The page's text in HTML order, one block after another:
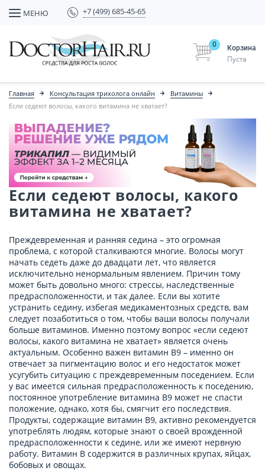
МЕНЮ +7 (499) 685-45-65
Корзина
0
Пуста
Главная Консультация трихолога онлайн
Витамины
Если седеют волосы, какого витамина не хватает?
Если седеют волосы, какого
витамина не хватает?
Преждевременная и ранняя седина – это огромная
проблема, с которой сталкиваются многие. Волосы могут
начать седеть даже до двадцати лет, что является
исключительно ненормальным явлением. Причин тому
может быть довольно много: стрессы, наследственные
предрасположенности, и так далее. Если вы хотите
устранить седину, избегая медикаментозных средств, вам
следует позаботиться о том, чтобы ваши волосы получали
больше витаминов. Именно поэтому вопрос «если седеют
волосы, какого витамина не хватает» является очень
актуальным. Особенно важен витамин В9 – именно он
отвечает за пигментацию волос и его недостаток может
усугубить ситуацию с преждевременным поседением. Если
у вас имеется сильная предрасположенность к поседению,
постоянное употребление витамина В9 может не спасти
положение, однако, хотя бы, смягчит его последствия.
Продукты, содержащие витамин В9, активно рекомендуется
употреблять людям, которые знают о своей врожденной
предрасположенности к седине, или же имеют нервную
работу. Витамин В содержится в различных крупах, яйцах,
бобовых и овощах.